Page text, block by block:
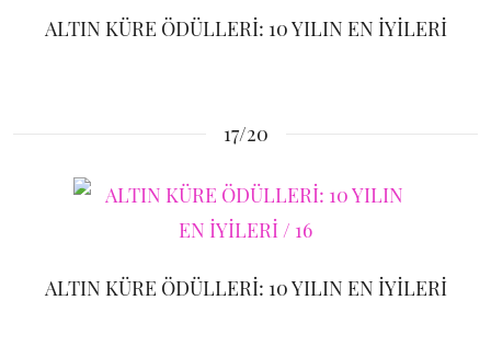
ALTIN KÜRE ÖDÜLLERİ: 10 YILIN EN İYİLERİ
17/20
ALTIN KÜRE ÖDÜLLERİ: 10 YILIN EN İYİLERİ